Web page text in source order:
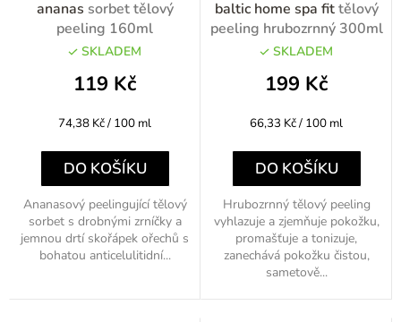
ananas sorbet tělový
peeling 160ml
SKLADEM
119 Kč
Měrná
74,38 Kč / 100 ml
DO KOŠÍKU
Ananasový peelingující tělový
sorbet s drobnými zrníčky a
jemnou drtí skořápek ořechů s
bohatou anticelulitidní...
baltic home spa fittělový
peeling hrubozrnný 300ml
SKLADEM
199 Kč
Měrná
66,33 Kč / 100 ml
DO KOŠÍKU
Hrubozrnný tělový peeling
vyhlazuje a zjemňuje pokožku,
promašťuje a tonizuje,
zanechává pokožku čistou,
sametově...